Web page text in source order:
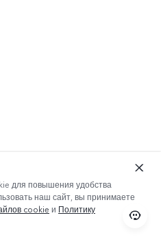
для повышения удобства
наш сайт, вы принимаете
cookie и Политику